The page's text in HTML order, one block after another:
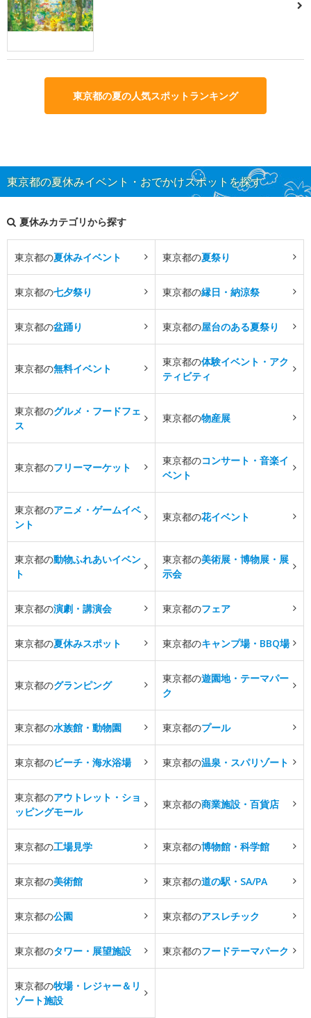
東京都の夏の人気スポットランキング
東京都の夏休みイベント・おでかけスポットを探す
夏休みカテゴリから探す
東京都の夏休みイベント 東京都の夏祭り
東京都の七夕祭り 東京都の縁日・納涼祭
東京都の盆踊り 東京都の屋台のある夏祭り
東京都の無料イベント
東京都の体験イベント・アク
ティビティ
東京都のグルメ・フードフェ
ス
東京都の物産展
東京都のフリーマーケット
東京都のコンサート・音楽イ
ベント
東京都のアニメ・ゲームイベ
ント
東京都の花イベント
東京都の動物ふれあいイベン
ト
東京都の美術展・博物展・展
示会
東京都の演劇・講演会 東京都のフェア
東京都の夏休みスポット 東京都のキャンプ場・BBQ場
東京都のグランピング
東京都の遊園地・テーマパー
ク
東京都の水族館・動物園 東京都のプール
東京都のビーチ・海水浴場 東京都の温泉・スパリゾート
東京都のアウトレット・ショ
ッピングモール
東京都の商業施設・百貨店
東京都の工場見学 東京都の博物館・科学館
東京都の美術館 東京都の道の駅・SA/PA
東京都の公園 東京都のアスレチック
東京都のタワー・展望施設 東京都のフードテーマパーク
東京都の牧場・レジャー＆リ
ゾート施設